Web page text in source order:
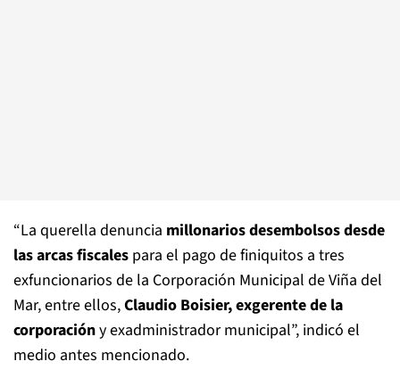
“La querella denuncia millonarios desembolsos desde
las arcas fiscales para el pago de finiquitos a tres
exfuncionarios de la Corporación Municipal de Viña del
Mar, entre ellos,Claudio Boisier, exgerente de la
corporacióny exadministrador municipal”, indicó el
medio antes mencionado.